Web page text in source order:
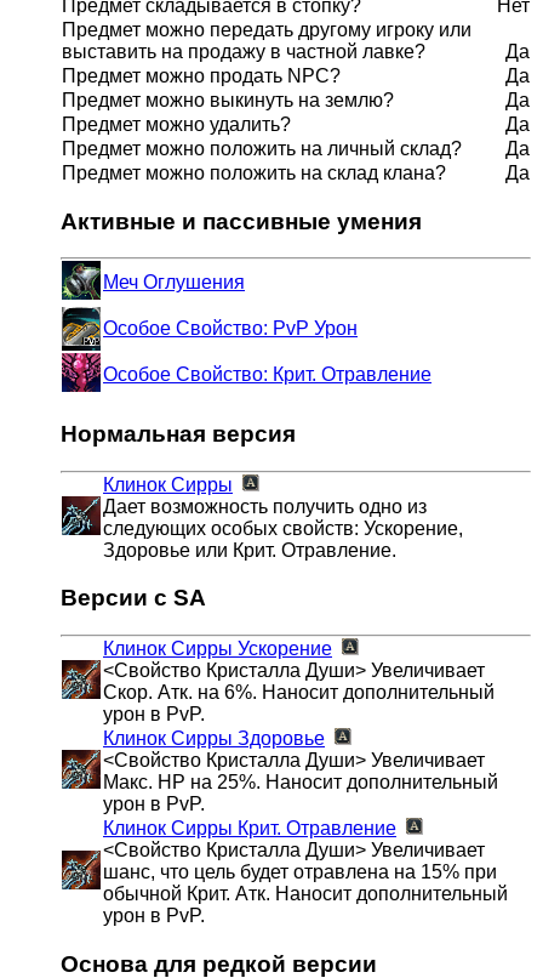
Предмет складывается в стопку?
Нет
Предмет можно передать другому игроку или
выставить на продажу в частной лавке?
Да
Предмет можно продать NPC?
Да
Предмет можно выкинуть на землю?
Да
Предмет можно удалить?
Да
Предмет можно положить на личный склад?
Да
Предмет можно положить на склад клана?
Да
Активные и пассивные умения
Меч Оглушения
Особое Свойство: PvP Урон
Особое Свойство: Крит. Отравление
Нормальная версия
Клинок Сирры
Дает возможность получить одно из
следующих особых свойств: Ускорение,
Здоровье или Крит. Отравление.
Версии с SA
Клинок Сирры Ускорение
<Свойство Кристалла Души> Увеличивает
Скор. Атк. на 6%. Наносит дополнительный
урон в PvP.
Клинок Сирры Здоровье
<Свойство Кристалла Души> Увеличивает
Макс. HP на 25%. Наносит дополнительный
урон в PvP.
Клинок Сирры Крит. Отравление
<Свойство Кристалла Души> Увеличивает
шанс, что цель будет отравлена на 15% при
обычной Крит. Атк. Наносит дополнительный
урон в PvP.
Основа для редкой версии